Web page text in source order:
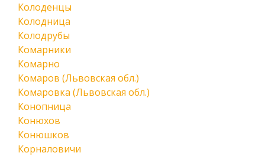
Колоденцы
Колодница
Колодрубы
Комарники
Комарно
Комаров (Львовская обл.)
Комаровка (Львовская обл.)
Конопница
Конюхов
Конюшков
Корналовичи